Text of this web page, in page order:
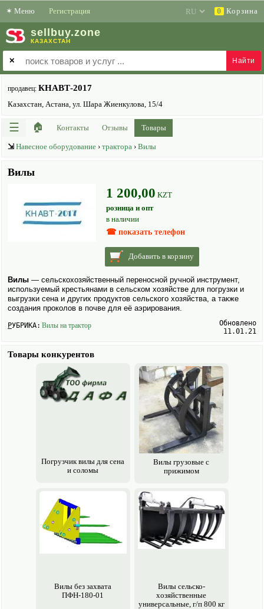
✶ Меню Регистрация 0 Корзина
sell buy.zone
КАЗАХСТАН
✕
продавец: КНАВТ-2017
Казахстан, Астана, ул. Шара Жиенкулова, 15/4
☰ 🏠 Контакты Отзывы Товары
⇲ Навесное оборудование › трактора › Вилы
Вилы
1 200,00 KZT
розница и опт
в наличии
☎ показать телефон
Добавить в корзину
Вилы — сельско­хозяйственный переносной ручной инструмент,
исполь­зуемый крестьянами в сельском хозяйстве для погрузки и
выгрузки сена и других продуктов сельско­го хозяйства, а также
создания проколов в почве для её аэрирования.
РУБРИКА: Вилы на трактор
Обновлено
11.01.21
Товары конкурентов
Погрузчик вилы для сена
и соломы
Вилы грузо­вые с
прижимом
Вилы без захвата
ПФН-180-01
Вилы сельско­
хозяйственные
универсальные, г/п 800 кг